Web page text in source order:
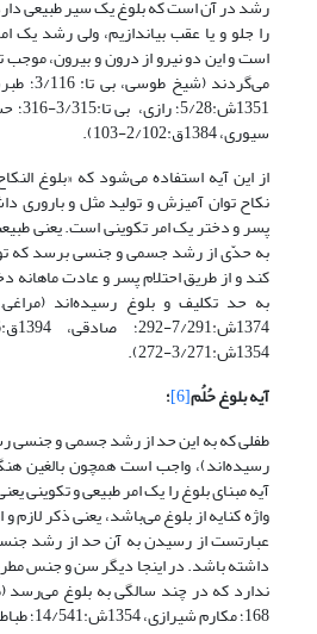
رشد در آن است که بلوغ یک سیر طبیعی
را جلو و یا عقب بیاندازیم، ولی رشد یک
است و این دو نیرو از درون و بیرون،
سیوری، 1384ق:2/102-103).
از این آیه استفاده می‌شود که «بلوغ
نکاح توان آمیزش و تولید مثل و باروری
پسر و دختر یک امر تکوینی است. یعنی
به حدّی از رشد جسمی‌ و جنسی برسد که
کند و از طریق احتلام پسر و عادت
1354ش:3/271-272).
آیه بلوغ حُلُم[6] ؛
طفلی که به این حد از رشد جسمی ‌و جنسی
رسیده‌اند)، واجب است همچون بالغین
آیه مبنای بلوغ را یک امر طبیعی و تکوینی
واژه کنایه از بلوغ می‌باشد، یعنی ذکر
عبارتست از رسیدن به آن حد از رشد
داشته باشد. در اینجا دیگر سن و جنس
168؛ مکارم شیرازی، 1354ش:14/541؛ طباطبایی، 1374ش:15/177).